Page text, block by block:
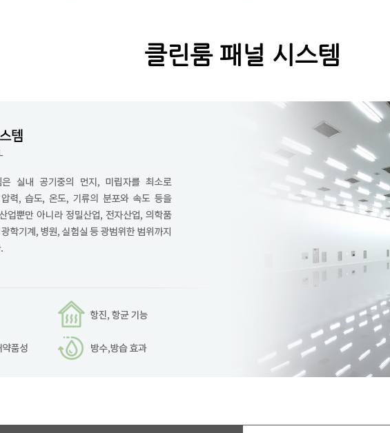
클린룸 패널 시스템